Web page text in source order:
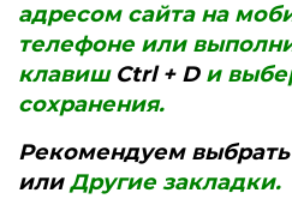
адресом сайта на
телефоне или
клавиш Ctrl + Dи
сохранения.
Рекомендуем выбрать
илиДругие закладки.